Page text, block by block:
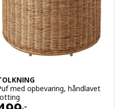
med opbevaring, håndlavet
.-